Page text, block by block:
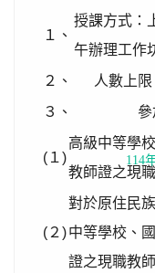
１、
授課方式：
午辦理工作
２、
人數上
３、
參
(１)
高級中等學
教師證之現
(２)
對於原住民
中等學校、
證之現職教師
114